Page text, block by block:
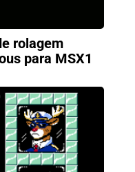
rolagem
para MSX1